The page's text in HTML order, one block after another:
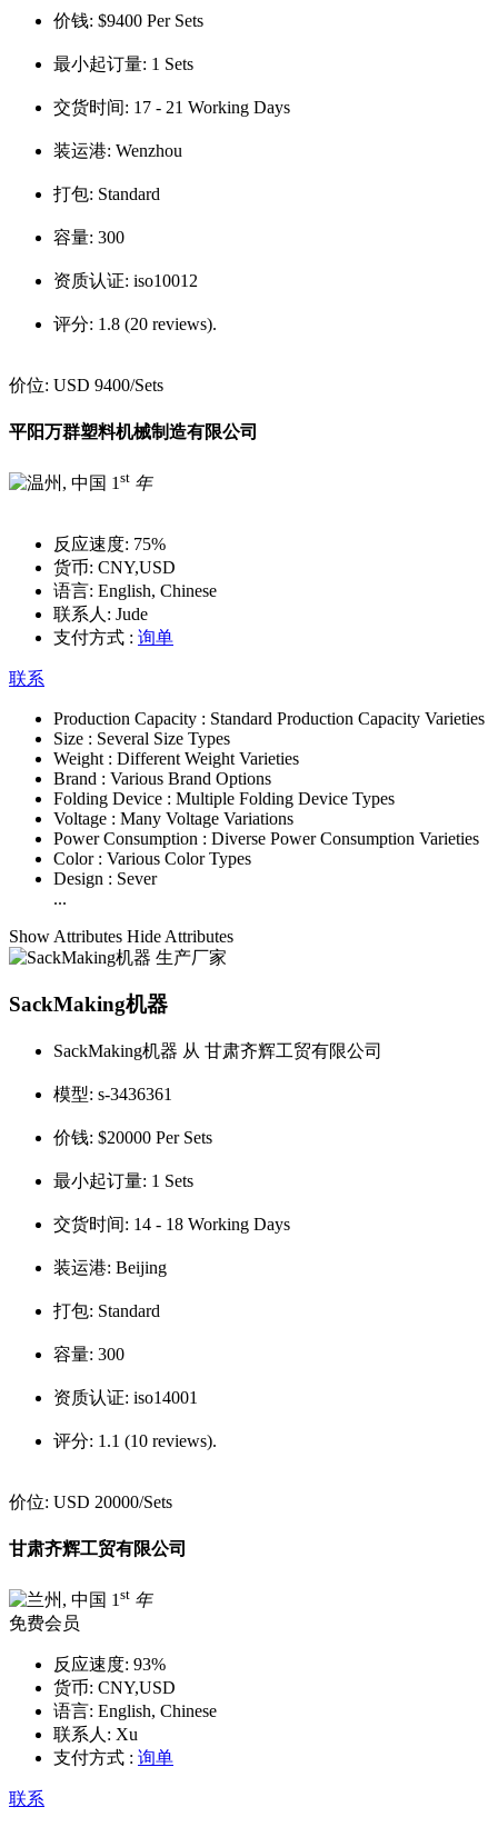
价钱: $9400 Per Sets
最小起订量: 1 Sets
交货时间: 17 - 21 Working Days
装运港: Wenzhou
打包: Standard
容量: 300
资质认证: iso10012
评分: 1.8 (20 reviews).
价位: USD 9400/Sets
平阳万群塑料机械制造有限公司
1 st 年
反应速度: 75%
货币: CNY,USD
语言: English, Chinese
联系人: Jude
支付方式 : 询单
联系
Production Capacity : Standard Production Capacity Varieties
Size : Several Size Types
Weight : Different Weight Varieties
Brand : Various Brand Options
Folding Device : Multiple Folding Device Types
Voltage : Many Voltage Variations
Power Consumption : Diverse Power Consumption Varieties
Color : Various Color Types
Design : Sever
...
Show Attributes Hide Attributes
SackMaking机器
SackMaking机器 从 甘肃齐辉工贸有限公司
模型: s-3436361
价钱: $20000 Per Sets
最小起订量: 1 Sets
交货时间: 14 - 18 Working Days
装运港: Beijing
打包: Standard
容量: 300
资质认证: iso14001
评分: 1.1 (10 reviews).
价位: USD 20000/Sets
甘肃齐辉工贸有限公司
1 st 年
免费会员
反应速度: 93%
货币: CNY,USD
语言: English, Chinese
联系人: Xu
支付方式 : 询单
联系